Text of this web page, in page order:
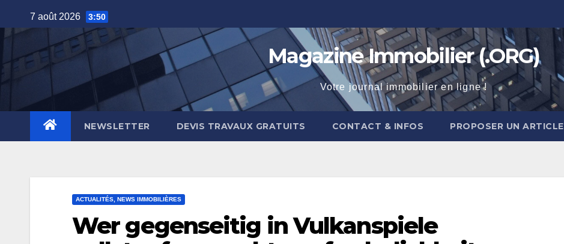
to
7 août 2026 3:50
Magazine Immobilier (.ORG)
Votre journal immobilier en ligne !
NEWSLETTER DEVIS TRAVAUX GRATUITS CONTACT & INFOS PROPOSER UN ARTICLE
ACTUALITÉS, NEWS IMMOBILIÈRES
Wer gegenseitig in Vulkanspiele